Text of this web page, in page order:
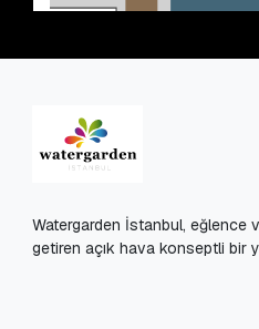
Watergarden İstanbul, eğlence
getiren açık hava konseptli bir